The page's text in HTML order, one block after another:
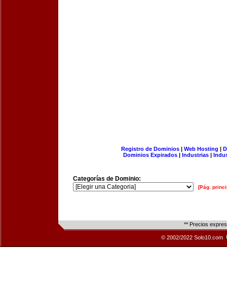
Registro de Dominios| Web Hosting |
Dominios Expirados | Industrias |
Categorías de Dominio:
[Pág.
** Precios
© 2002/2022 Solo10.com